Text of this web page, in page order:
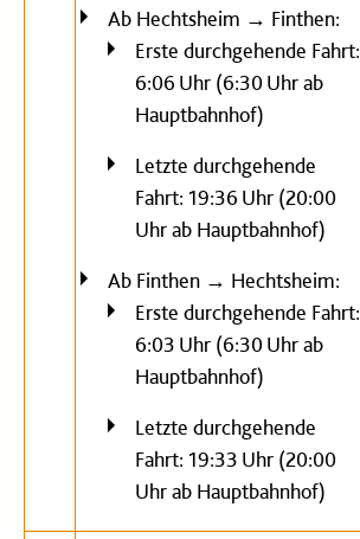
Ab Hechtsheim → Finthen:
Erste durchgehende Fahrt:
6:06 Uhr (6:30 Uhr ab
Hauptbahnhof)
Letzte durchgehende
Fahrt: 19:36 Uhr (20:00
Uhr ab Hauptbahnhof)
Ab Finthen → Hechtsheim:
Erste durchgehende Fahrt:
6:03 Uhr (6:30 Uhr ab
Hauptbahnhof)
Letzte durchgehende
Fahrt: 19:33 Uhr (20:00
Uhr ab Hauptbahnhof)